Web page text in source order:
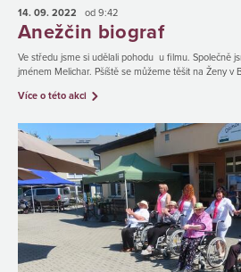
14. 09. 2022 od 9:42
Anežčin biograf
Ve středu jsme si udělali pohodu u filmu. Společně
jménem Melichar. Pšíště se můžeme těšit na Ženy v
Více o této akci